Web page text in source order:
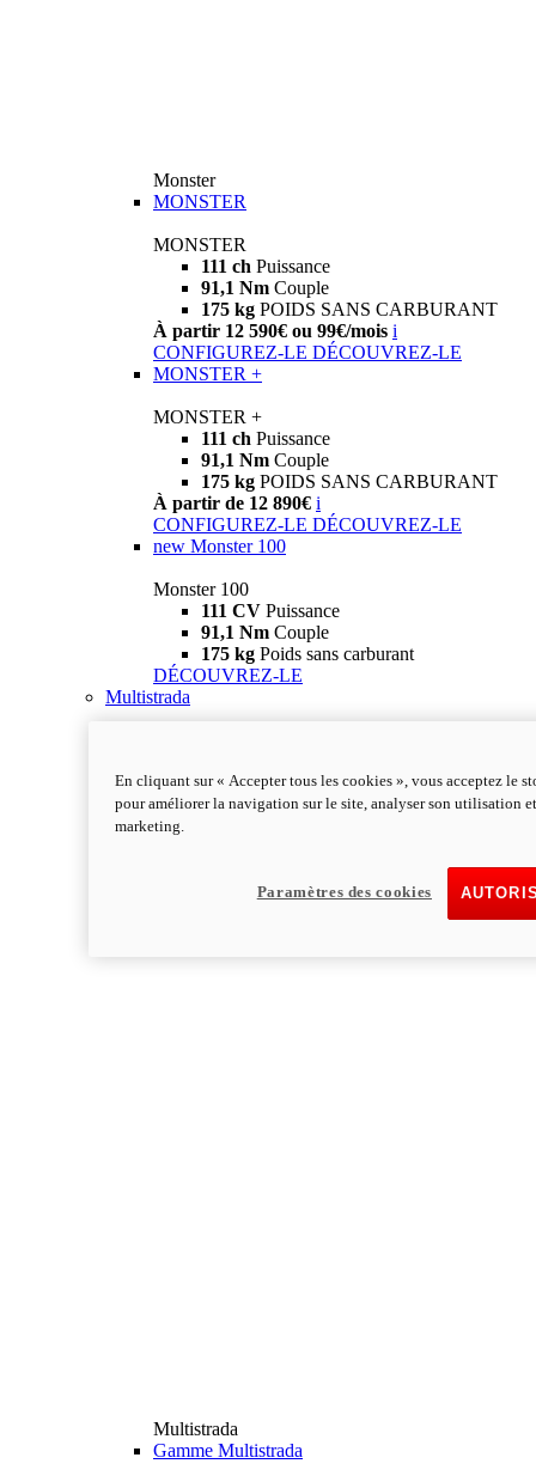
Monster
MONSTER
MONSTER
111 ch Puissance
91,1 Nm Couple
175 kg POIDS SANS CARBURANT
À partir 12 590€ ou 99€/mois i
CONFIGUREZ-LE DÉCOUVREZ-LE
MONSTER +
MONSTER +
111 ch Puissance
91,1 Nm Couple
175 kg POIDS SANS CARBURANT
À partir de 12 890€ i
CONFIGUREZ-LE DÉCOUVREZ-LE
new Monster 100
Monster 100
111 CV Puissance
91,1 Nm Couple
175 kg Poids sans carburant
DÉCOUVREZ-LE
Multistrada
Multistrada
Gamme Multistrada
En cliquant sur « Accepter tous les cookies », vous acceptez le
pour améliorer la navigation sur le site, analyser son utilisation
marketing.
Paramètres des cookies